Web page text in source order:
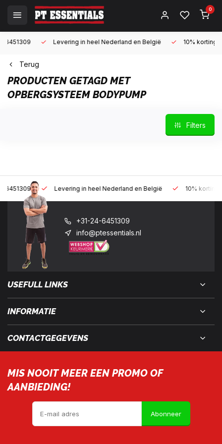
0
Levering in heel Nederland en België 10% korting met een
Terug
PRODUCTEN GETAGD MET
OPBERGSYSTEEM BODYPUMP
Filters
Levering in heel Nederland en België 10% korting met een
+31-24-6451309
info@ptessentials.nl
USEFULL LINKS
INFORMATIE
CONTACTGEGEVENS
MIS NOOIT MEER EEN PROMO OF
AANBIEDING!
Abonneer